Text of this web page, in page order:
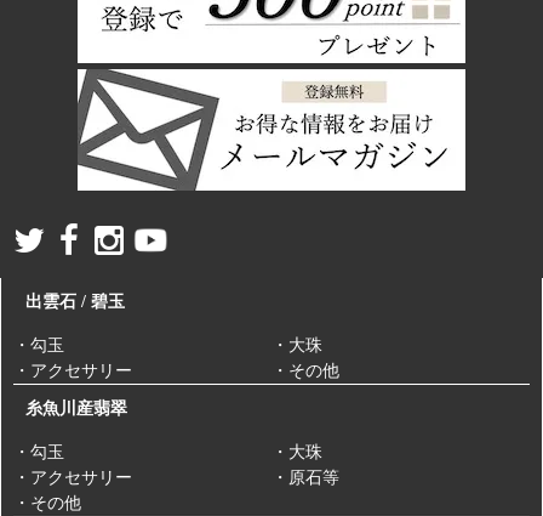
出雲石 / 碧玉
・勾玉
・大珠
・アクセサリー
・その他
糸魚川産翡翠
・勾玉
・大珠
・アクセサリー
・原石等
・その他